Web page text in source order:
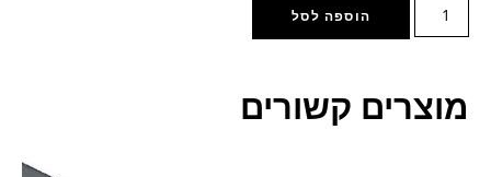
הוספה לסל
מוצרים קשורים